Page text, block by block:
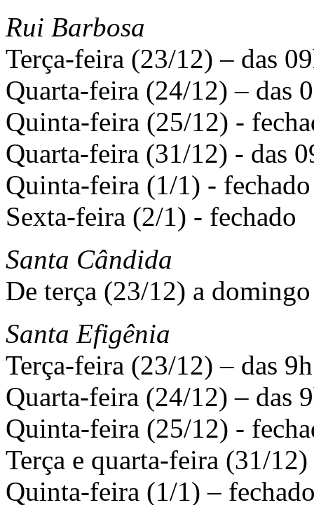
Rui Barbosa
Terça-feira (23/12) – das
Quarta-feira (24/12) – das
Quinta-feira (25/12) -
Quarta-feira (31/12) - das
Quinta-feira (1/1) - fechado
Sexta-feira (2/1) - fechado
Santa Cândida
De terça (23/12) a
Santa Efigênia
Terça-feira (23/12) – das
Quarta-feira (24/12) – das
Quinta-feira (25/12) -
Terça e quarta-feira (31/
Quinta-feira (1/1) –